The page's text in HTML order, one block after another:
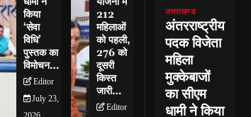
किया
‘सेवा
विधि’
पुस्तक का
विमोचन…
Editor
July 23,
212
महिलाओं
को पहली,
276 को
दूसरी
किस्त
जारी…
Editor
उत्तराखण्ड
अंतरराष्ट्रीय
पदक विजेता
महिला
मुक्केबाजों
का सीएम
धामी ने किया